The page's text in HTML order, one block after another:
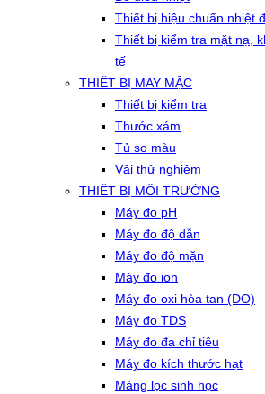
Thiết bị hiệu chuẩn nhiệt
Thiết bị kiểm tra mặt nạ,
tế
THIẾT BỊ MAY MẶC
Thiết bị kiểm tra
Thước xám
Tủ so màu
Vải thử nghiệm
THIẾT BỊ MÔI TRƯỜNG
Máy đo pH
Máy đo độ dẫn
Máy đo độ mặn
Máy đo ion
Máy đo oxi hòa tan (DO)
Máy đo TDS
Máy đo đa chỉ tiêu
Máy đo kích thước hạt
Màng lọc sinh học